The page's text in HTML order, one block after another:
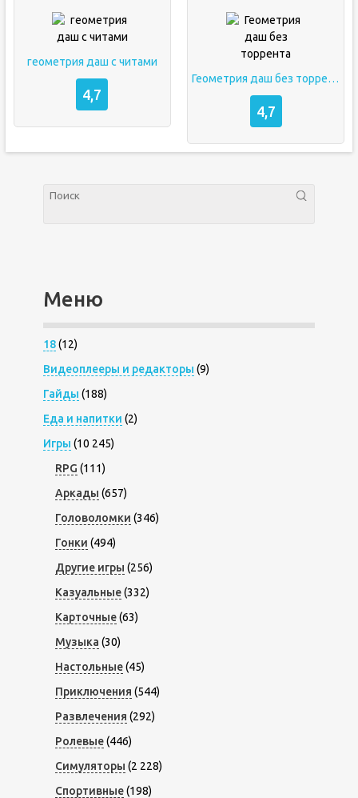
геометрия даш с читами
4,7
Геометрия даш без торрента
4,7
Меню
18(12)
Видеоплееры и редакторы (9)
Гайды (188)
Еда и напитки (2)
Игры (10 245)
RPG (111)
Аркады (657)
Головоломки (346)
Гонки (494)
Другие игры (256)
Казуальные(332)
Карточные(63)
Музыка (30)
Настольные(45)
Приключения (544)
Развлечения (292)
Ролевые(446)
Симуляторы (2 228)
Спортивные(198)